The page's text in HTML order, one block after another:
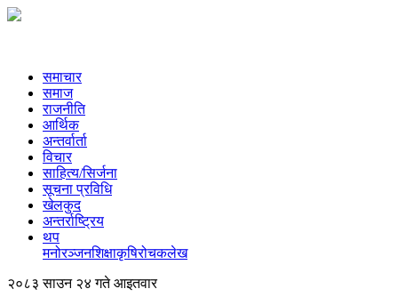
समाचार
समाज
राजनीति
आर्थिक
अन्तर्वार्ता
विचार
साहित्य/सिर्जना
सूचना प्रविधि
खेलकुद
अन्तर्राष्ट्रिय
थप
मनोरञ्‍जनशिक्षाकृषिरोचकलेख
२०८३ साउन २४ गते आइतवार